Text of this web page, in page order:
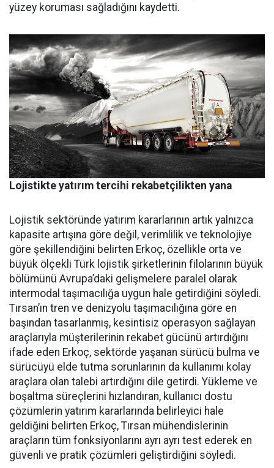
yüzey koruması sağladığını kaydetti.
Lojistikte yatırım tercihi rekabetçilikten yana
Lojistik sektöründe yatırım ka­rarlarının artık yalnızca
kapasi­te artışına göre değil, verimlilik ve teknolojiye
göre şekillendiği­ni belirten Erkoç, özellikle orta ve
büyük ölçekli Türk lojistik şirket­lerinin filolarının büyük
bölümü­nü Avrupa’daki gelişmelere para­lel olarak
intermodal taşımacılı­ğa uygun hale getirdiğini söyledi.
Tırsan’ın tren ve denizyolu taşı­macılığına göre en
başından ta­sarlanmış, kesintisiz operasyon sağlayan
araçlarıyla müşterile­rinin rekabet gücünü artırdığını
ifade eden Erkoç, sektörde yaşa­nan sürücü bulma ve
sürücüyü el­de tutma sorunlarının da kullanı­mı kolay
araçlara olan talebi ar­tırdığını dile getirdi. Yükleme ve
boşaltma süreçlerini hızlandıran, kullanıcı dostu
çözümlerin yatı­rım kararlarında belirleyici hale
geldiğini belirten Erkoç, Tırsan mühendislerinin
araçların tüm fonksiyonlarını ayrı ayrı test ede­rek en
güvenli ve pratik çözümleri geliştirdiğini söyledi.